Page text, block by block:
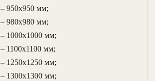
– 950х950 мм;
– 980х980 мм;
– 1000х1000 мм;
– 1100х1100 мм;
– 1250х1250 мм;
– 1300х1300 мм;